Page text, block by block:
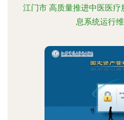
江门市 高质量推进中医医
息系统运行